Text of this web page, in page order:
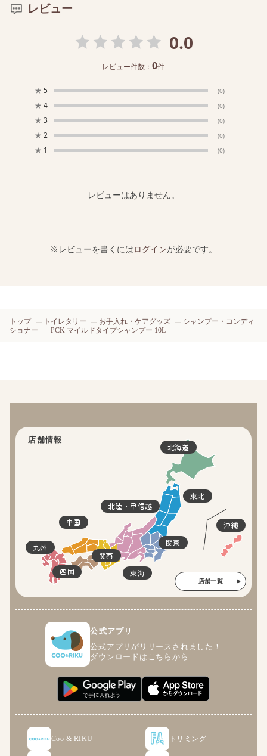
レビュー
0.0
レビュー件数：0件
★ 5 (0)
★ 4 (0)
★ 3 (0)
★ 2 (0)
★ 1 (0)
レビューはありません。
※レビューを書くにはログインが必要です。
トップ トイレタリー お手入れ・ケアグッズ
シャンプー・コンディ
ショナー
PCK マイルドタイプシャンプー 10L
店舗情報
北海道
東北
関東
北陸・甲信越
東海
関西
四国
中国
九州
沖縄
店舗一覧
公式アプリ
公式アプリがリリースされました！
ダウンロードはこちらから
Coo & RIKU トリミング